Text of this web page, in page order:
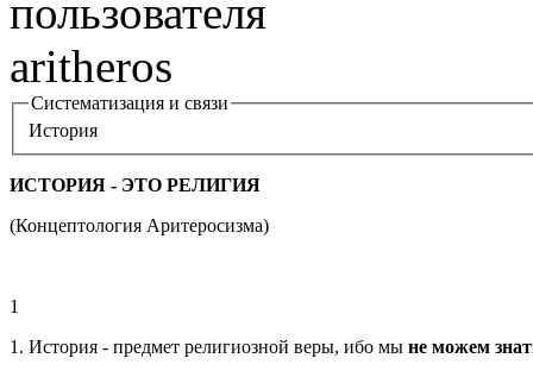
Систематизация и связи
История
ИСТОРИЯ - ЭТО РЕЛИГИЯ
(Концептология Аритеросизма)
1
1. История - предмет религиозной веры, ибо мы не можем